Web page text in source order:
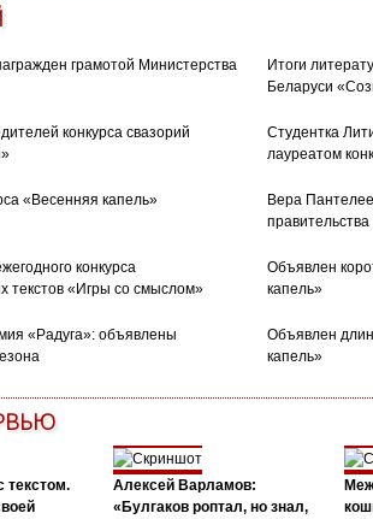
грамотой Министерства
Итоги
Беларуси
конкурса свазорий
Студентка
лауреатом
«Весенняя капель»
Вера
конкурса
текстов «Игры со смыслом»
Объявлен
капель»
«Радуга»: объявлены
Объявлен
капель»
текстом.
Алексей Варламов:
«Булгаков роптал, но знал,